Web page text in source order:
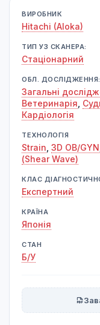
ВИРОБНИК
Hitachi (Aloka)
ТИП УЗ СКАНЕРА:
Cтаціонарний
ОБЛ. ДОСЛІДЖЕННЯ:
Загальні
Ветеринарія
Кардіологія
ТЕХНОЛОГІЯ
Strain 3D OB/GYN
(Shear Wave)
КЛАС
Експертний
КРАЇНА
Японія
СТАН
Б/У